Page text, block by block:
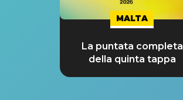
MALTA
La puntata completa
della quinta tappa